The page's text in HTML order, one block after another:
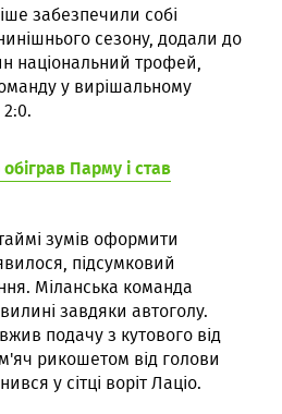
забезпечили собі
сезону, додали до
національний трофей,
у вирішальному
обіграв Парму і став
зумів оформити
підсумковий
Міланська команда
завдяки автоголу.
подачу з кутового від
рикошетом від голови
у сітці воріт Лаціо.